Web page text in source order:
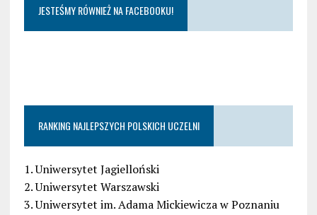
JESTEŚMY RÓWNIEŻ NA FACEBOOKU!
RANKING NAJLEPSZYCH POLSKICH UCZELNI
1. Uniwersytet Jagielloński
2. Uniwersytet Warszawski
3. Uniwersytet im. Adama Mickiewicza w Poznaniu